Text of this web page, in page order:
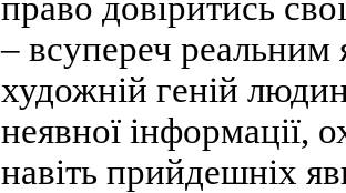
– всупереч
художній геній
неявної інформації,
навіть прийдешніх